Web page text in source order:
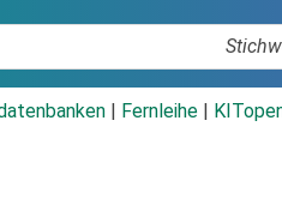
Fernleihe